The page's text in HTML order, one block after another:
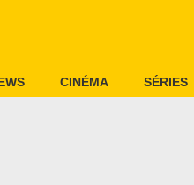
CINÉMA SÉRIES